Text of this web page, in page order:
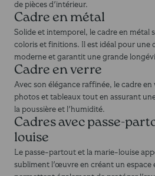
de pièces d'intérieur.
Cadre en métal
Solide et intemporel, le cadre en métal
coloris et finitions. Il est idéal pour une
moderne et garantit une grande
Cadre en verre
Avec son élégance raffinée, le cadre
photos et tableaux tout en assurant
la poussière et l'humidité.
Cadres avec passe-
louise
Le passe-partout et la marie-louise
subliment l'œuvre en créant un espace